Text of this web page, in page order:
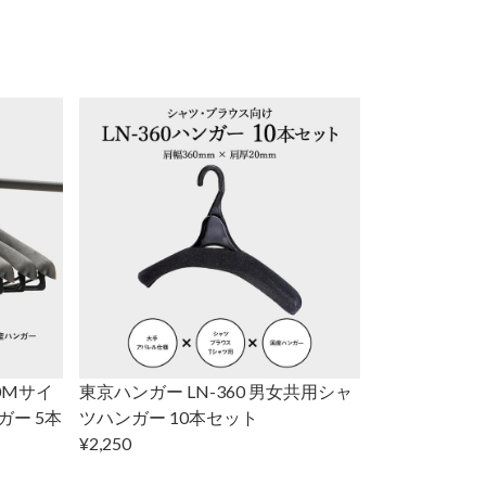
サイ
ー 5本
東京ハンガー LN-360 男女共用シャ
ツハンガー 10本セット
¥2,250